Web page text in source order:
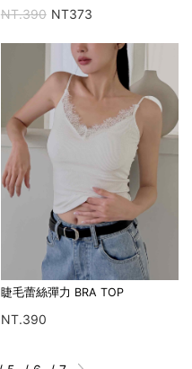
NT.390 NT373
睫毛蕾絲彈力 BRA TOP
NT.390